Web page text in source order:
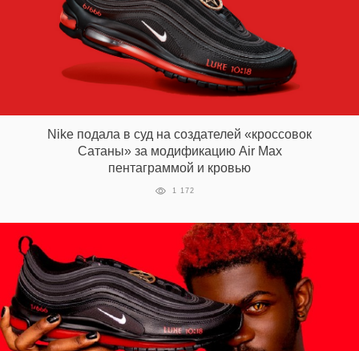
Nike подала в суд на создателей «кроссовок
Сатаны» за модификацию Air Max
пентаграммой и кровью
1 172